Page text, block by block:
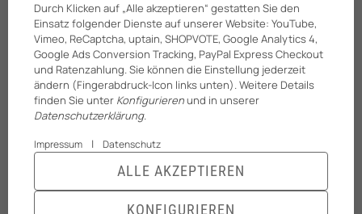
Sitemap
Impressum
Batteriegesetzhinweise
* Alle Preise zzgl. gesetzlicher USt., zzgl.
Durch Klicken auf „Alle akzeptieren“ gestatten Sie den
Einsatz folgender Dienste auf unserer Website: YouTube,
Vimeo, ReCaptcha, uptain, SHOPVOTE, Google Analytics 4,
Google Ads Conversion Tracking, PayPal Express Checkout
und Ratenzahlung. Sie können die Einstellung jederzeit
ändern (Fingerabdruck-Icon links unten). Weitere Details
finden Sie unter Konfigurierenund in unserer
Datenschutzerklärung.
Impressum | Datenschutz
KONFIGURIEREN
ALLE AKZEPTIEREN